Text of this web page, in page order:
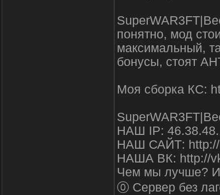
понятно, мод
максимальный,
бонусы, стоят
Моя сборка КС:
НАШ IP:
НАШ САЙТ: http://
НАША ВК: http://
Чем мы лучше? И
⓪ Сервер без